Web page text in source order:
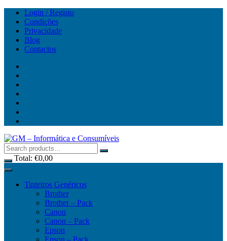
Skip
content
Login / Registo
Condições
Privacidade
Blog
Contactos
Total: €0,00
Tinteiros Genéricos
Brother
Brother – Pack
Canon
Canon – Pack
Epson
Epson – Pack